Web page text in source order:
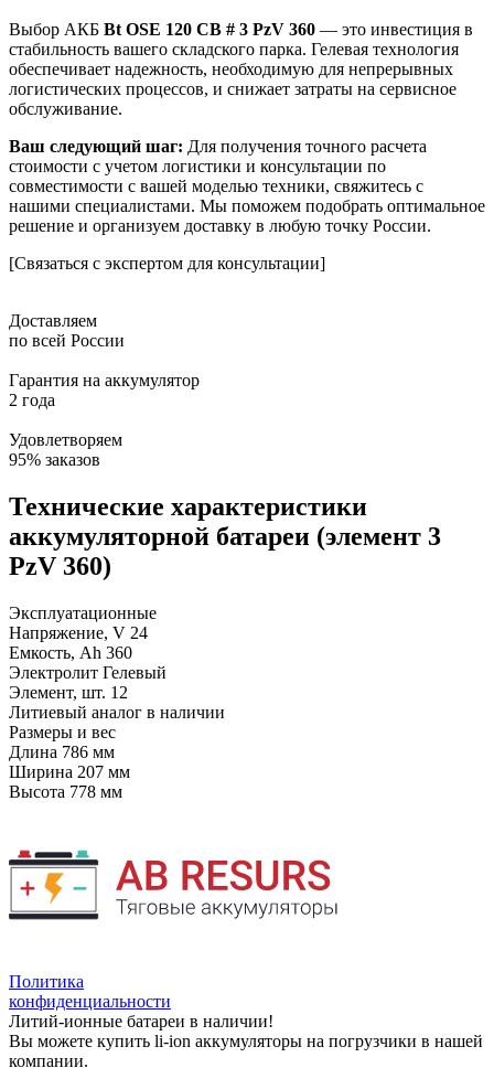
Выбор АКБ Bt OSE 120 CB # 3 PzV 360 — это инвестиция в
стабильность вашего складского парка. Гелевая технология
обеспечивает надежность, необходимую для непрерывных
логистических процессов, и снижает затраты на сервисное
обслуживание.
Ваш следующий шаг: Для получения точного расчета
стоимости с учетом логистики и консультации по
совместимости с вашей моделью техники, свяжитесь с
нашими специалистами. Мы поможем подобрать оптимальное
решение и организуем доставку в любую точку России.
[Связаться с экспертом для консультации]
Доставляем
по всей России
Гарантия на аккумулятор
2 года
Удовлетворяем
95% заказов
Технические характеристики
аккумуляторной батареи (элемент 3
PzV 360)
Эксплуатационные
Напряжение, V 24
Емкость, Ah 360
Электролит Гелевый
Элемент, шт. 12
Литиевый аналог в наличии
Размеры и вес
Длина 786 мм
Ширина 207 мм
Высота 778 мм
Политика
конфиденциальности
Литий-ионные батареи в наличии!
Вы можете купить li-ion аккумуляторы на погрузчики в нашей
компании.